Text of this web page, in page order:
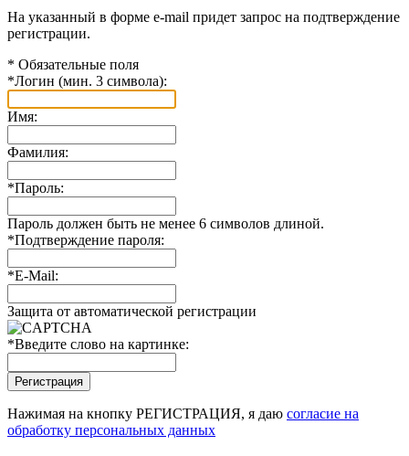
На указанный в форме e-mail придет запрос на подтверждение
регистрации.
* Обязательные поля
*Логин (мин. 3 символа):
Имя:
Фамилия:
*Пароль:
Пароль должен быть не менее 6 символов длиной.
*Подтверждение пароля:
*E-Mail:
Защита от автоматической регистрации
*Введите слово на картинке:
Нажимая на кнопку РЕГИСТРАЦИЯ, я даю согласие на
обработку персональных данных